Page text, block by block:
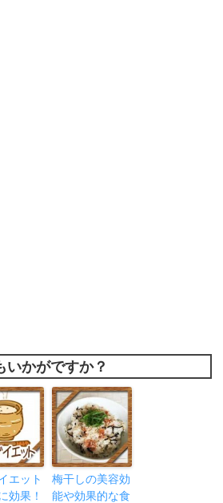
いかがですか？
エット
効果！
梅干しの美容効
能や効果的な食